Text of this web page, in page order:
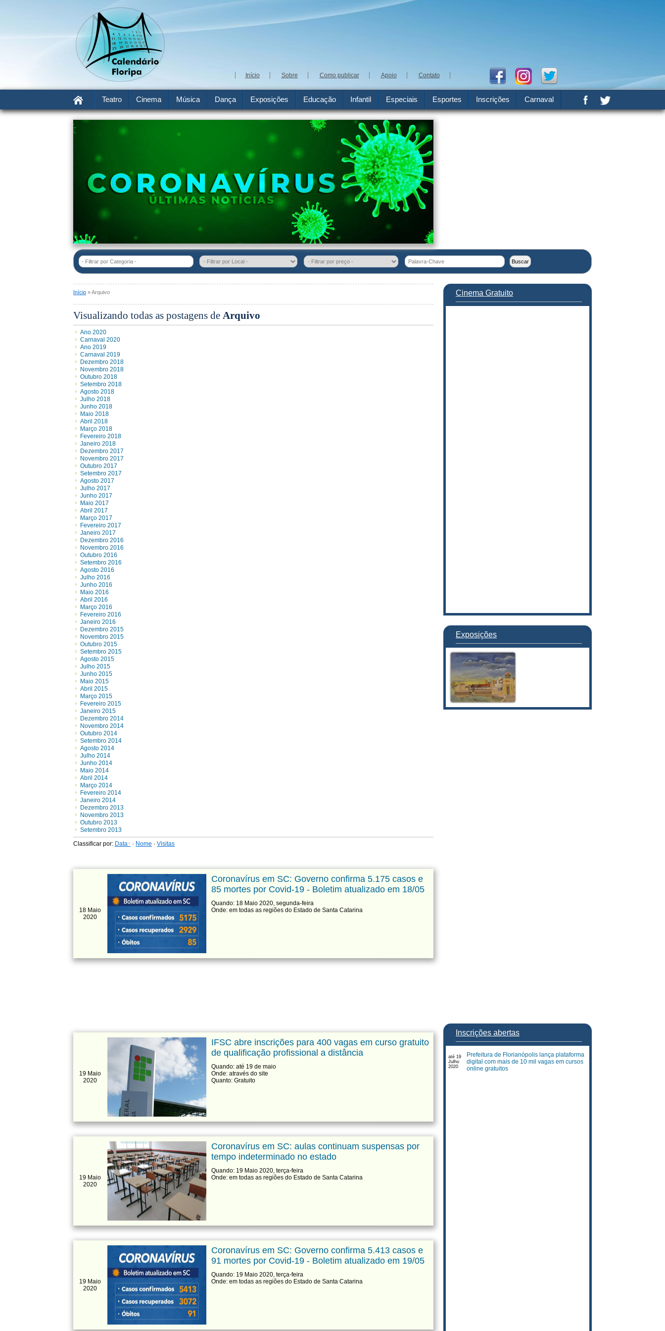
Início Sobre Como publicar Apoio Contato
Teatro Cinema Música Dança Exposições Educação Infantil Especiais Esportes Inscrições Carnaval
- Filtrar por Categoria -
Início » Arquivo
Visualizando todas as postagens de Arquivo
Ano 2020
Carnaval 2020
Ano 2019
Carnaval 2019
Dezembro 2018
Novembro 2018
Outubro 2018
Setembro 2018
Agosto 2018
Julho 2018
Junho 2018
Maio 2018
Abril 2018
Março 2018
Fevereiro 2018
Janeiro 2018
Dezembro 2017
Novembro 2017
Outubro 2017
Setembro 2017
Agosto 2017
Julho 2017
Junho 2017
Maio 2017
Abril 2017
Março 2017
Fevereiro 2017
Janeiro 2017
Dezembro 2016
Novembro 2016
Outubro 2016
Setembro 2016
Agosto 2016
Julho 2016
Junho 2016
Maio 2016
Abril 2016
Março 2016
Fevereiro 2016
Janeiro 2016
Dezembro 2015
Novembro 2015
Outubro 2015
Setembro 2015
Agosto 2015
Julho 2015
Junho 2015
Maio 2015
Abril 2015
Março 2015
Fevereiro 2015
Janeiro 2015
Dezembro 2014
Novembro 2014
Outubro 2014
Setembro 2014
Agosto 2014
Julho 2014
Junho 2014
Maio 2014
Abril 2014
Março 2014
Fevereiro 2014
Janeiro 2014
Dezembro 2013
Novembro 2013
Outubro 2013
Setembro 2013
Classificar por: Data · Nome · Visitas
18 Maio
2020
Coronavírus em SC: Governo confirma 5.175 casos e
85 mortes por Covid-19 - Boletim atualizado em 18/05
Quando: 18 Maio 2020, segunda-feira
Onde: em todas as regiões do Estado de Santa Catarina
19 Maio
2020
IFSC abre inscrições para 400 vagas em curso gratuito
de qualificação profissional a distância
Quando: até 19 de maio
Onde: através do site
Quanto: Gratuito
19 Maio
2020
Coronavírus em SC: aulas continuam suspensas por
tempo indeterminado no estado
Quando: 19 Maio 2020, terça-feira
Onde: em todas as regiões do Estado de Santa Catarina
19 Maio
2020
Coronavírus em SC: Governo confirma 5.413 casos e
91 mortes por Covid-19 - Boletim atualizado em 19/05
Quando: 19 Maio 2020, terça-feira
Onde: em todas as regiões do Estado de Santa Catarina
Cinema Gratuito
Exposições
Inscrições abertas
até 19
Julho
2020
Prefeitura de Florianópolis lança plataforma
digital com mais de 10 mil vagas em cursos
online gratuitos